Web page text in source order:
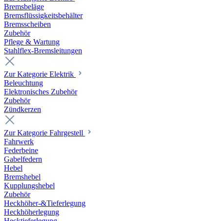
Bremsbeläge
Bremsflüssigkeitsbehälter
Bremsscheiben
Zubehör
Pflege & Wartung
Stahlflex-Bremsleitungen
Zur Kategorie Elektrik
Beleuchtung
Elektronisches Zubehör
Zubehör
Zündkerzen
Zur Kategorie Fahrgestell
Fahrwerk
Federbeine
Gabelfedern
Hebel
Bremshebel
Kupplungshebel
Zubehör
Heckhöher-&Tieferlegung
Heckhöherlegung